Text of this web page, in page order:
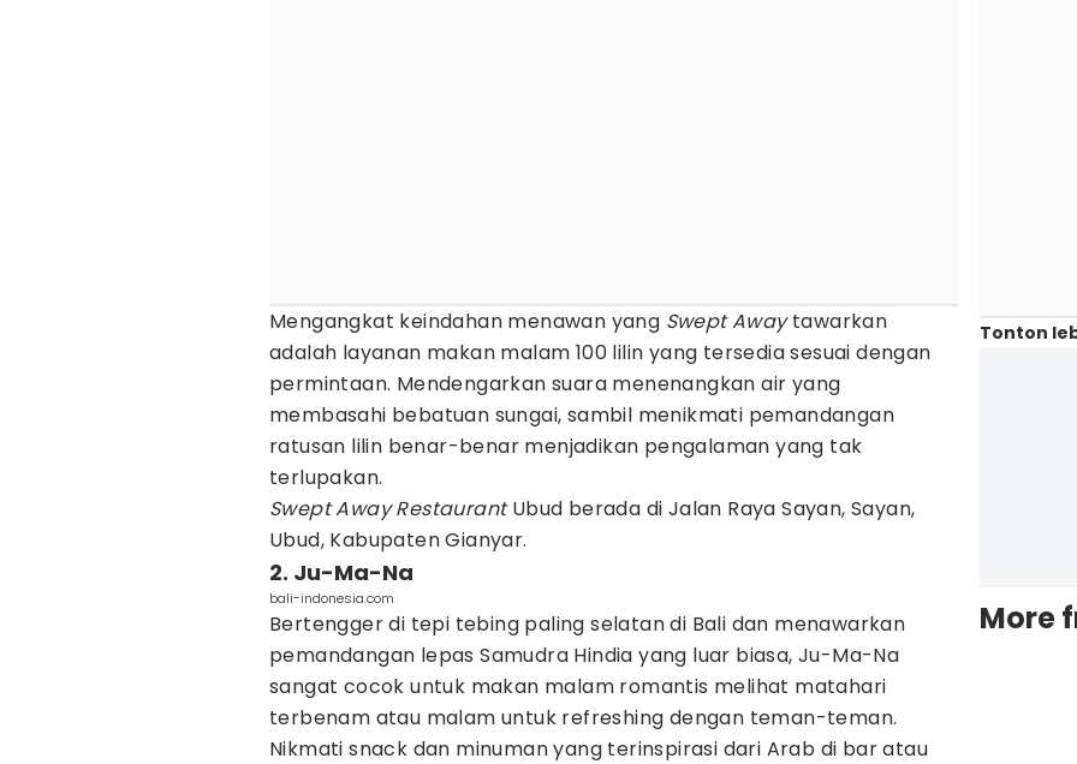
Mengangkat keindahan menawan yang Swept Awaytawarkan
adalah layanan makan malam 100 lilin yang tersedia sesuai dengan
permintaan. Mendengarkan suara menenangkan air yang
membasahi bebatuan sungai, sambil menikmati pemandangan
ratusan lilin benar-benar menjadikan pengalaman yang tak
terlupakan.
Swept Away RestaurantUbud berada di Jalan Raya Sayan, Sayan,
Ubud, Kabupaten Gianyar.
2. Ju-Ma-Na
bali-indonesia.com
Bertengger di tepi tebing paling selatan di Bali dan menawarkan
pemandangan lepas Samudra Hindia yang luar biasa, Ju-Ma-Na
sangat cocok untuk makan malam romantis melihat matahari
terbenam atau malam untuk refreshing dengan teman-teman.
Nikmati snack dan minuman yang terinspirasi dari Arab di bar atau
Tonton
More